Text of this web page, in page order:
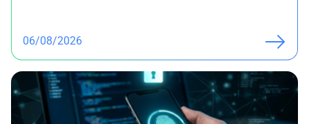
06/08/2026